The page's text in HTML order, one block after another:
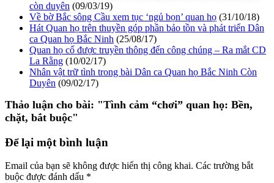
còn duyên (09/03/19)
Về bờ Bắc sông Cầu xem tục ‘ngủ bọn’ quan họ (31/10/18)
Hát Quan họ trên thuyền góp phần bảo tồn và phát triển Dân
ca Quan họ Bắc Ninh (25/08/17)
Quan họ cổ được truyền thông đến công chúng – Ra mắt CD
La Rằng (10/02/17)
Nhân vật trữ tình trong bài Dân ca Quan họ Bắc Ninh Còn
Duyên (09/02/17)
Thảo luận cho bài: "Tình cảm “chơi” quan họ: Bền,
chặt, bắt buộc"
Để lại một bình luận
Email của bạn sẽ không được hiển thị công khai. Các trường bắt
buộc được đánh dấu *